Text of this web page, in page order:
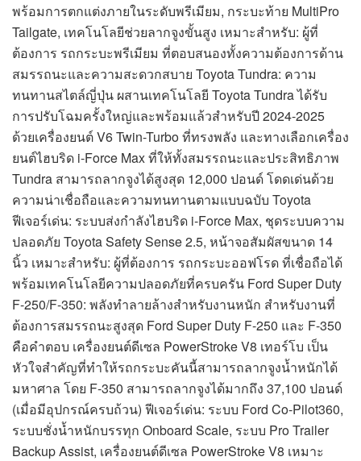
พร้อมการตกแต่งภายในระดับพรีเมียม, กระบะท้าย MultiPro
Tailgate, เทคโนโลยีช่วยลากจูงขั้นสูง เหมาะสำหรับ: ผู้ที่
ต้องการ รถกระบะพรีเมียม ที่ตอบสนองทั้งความต้องการด้าน
สมรรถนะและความสะดวกสบาย Toyota Tundra: ความ
ทนทานสไตล์ญี่ปุ่น ผสานเทคโนโลยี Toyota Tundra ได้รับ
การปรับโฉมครั้งใหญ่และพร้อมแล้วสำหรับปี 2024-2025
ด้วยเครื่องยนต์ V6 Twin-Turbo ที่ทรงพลัง และทางเลือกเครื่อง
ยนต์ไฮบริด i-Force Max ที่ให้ทั้งสมรรถนะและประสิทธิภาพ
Tundra สามารถลากจูงได้สูงสุด 12,000 ปอนด์ โดดเด่นด้วย
ความน่าเชื่อถือและความทนทานตามแบบฉบับ Toyota
ฟีเจอร์เด่น: ระบบส่งกำลังไฮบริด i-Force Max, ชุดระบบความ
ปลอดภัย Toyota Safety Sense 2.5, หน้าจอสัมผัสขนาด 14
นิ้ว เหมาะสำหรับ: ผู้ที่ต้องการ รถกระบะออฟโรด ที่เชื่อถือได้
พร้อมเทคโนโลยีความปลอดภัยที่ครบครัน Ford Super Duty
F-250/F-350: พลังทำลายล้างสำหรับงานหนัก สำหรับงานที่
ต้องการสมรรถนะสูงสุด Ford Super Duty F-250 และ F-350
คือคำตอบ เครื่องยนต์ดีเซล PowerStroke V8 เทอร์โบ เป็น
หัวใจสำคัญที่ทำให้รถกระบะคันนี้สามารถลากจูงน้ำหนักได้
มหาศาล โดย F-350 สามารถลากจูงได้มากถึง 37,100 ปอนด์
(เมื่อมีอุปกรณ์ครบถ้วน) ฟีเจอร์เด่น: ระบบ Ford Co-Pilot360,
ระบบชั่งน้ำหนักบรรทุก Onboard Scale, ระบบ Pro Trailer
Backup Assist, เครื่องยนต์ดีเซล PowerStroke V8 เหมาะ